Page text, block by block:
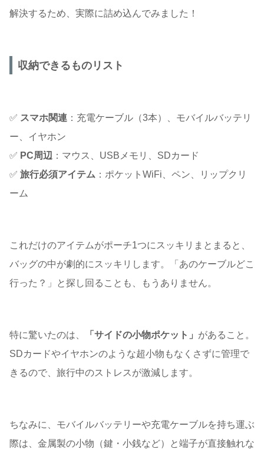
解決するため、実際に詰め込んでみました！
収納できるものリスト
✅ スマホ関連 ：充電ケーブル（3本）、モバイルバッテリ
ー、イヤホン
✅ PC周辺 ：マウス、USBメモリ、SDカード
✅ 旅行必須アイテム ：ポケットWiFi、ペン、リップクリ
ーム
これだけのアイテムがポーチ1つにスッキリまとまると、
バッグの中が劇的にスッキリします。「あのケーブルどこ
行った？」と探し回ることも、もうありません。
特に驚いたのは、 「サイドの小物ポケット」 があること。
SDカードやイヤホンのような超小物もなくさずに管理で
きるので、旅行中のストレスが激減します。
ちなみに、モバイルバッテリーや充電ケーブルを持ち運ぶ
際は、金属製の小物（鍵・小銭など）と端子が直接触れな